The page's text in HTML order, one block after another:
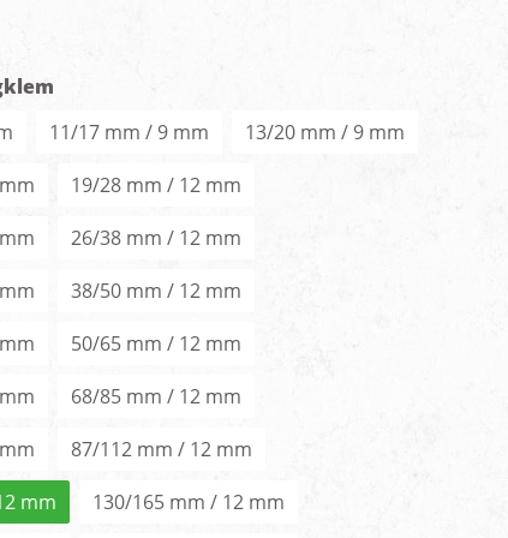
11/17 mm / 9 mm
13/20 mm / 9 mm
19/28 mm / 12 mm
26/38 mm / 12 mm
38/50 mm / 12 mm
50/65 mm / 12 mm
68/85 mm / 12 mm
87/112 mm / 12 mm
mm
130/165 mm / 12 mm